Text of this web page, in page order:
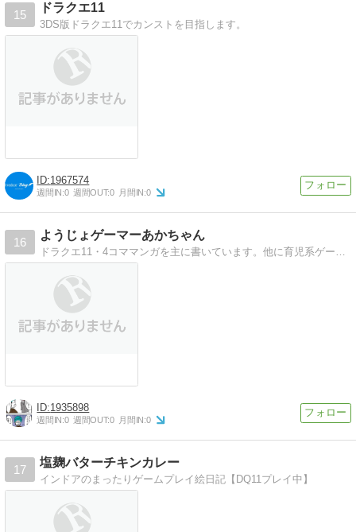
15
ドラクエ11
3DS版ドラクエ11でカンストを目指します。
1967574
週間IN:0 週間OUT:0 月間IN:0
16
ようじょゲーマーあかちゃん
ドラクエ11・4コママンガを主に書いています。他に育児系ゲーム4コマ。DQ114コマは11/1時点で80話描いております。
1935898
週間IN:0 週間OUT:0 月間IN:0
17
塩麹バターチキンカレー
インドアのまったりゲームプレイ絵日記【DQ11プレイ中】